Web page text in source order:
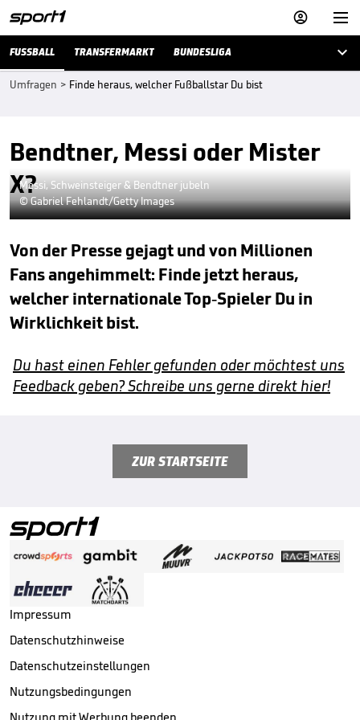


FUSSBALL TRANSFERMARKT BUNDESLIGA 
Umfragen > Finde heraus, welcher Fußballstar Du bist
Bendtner, Messi oder Mister
X?
Messi, Schweinsteiger & Bendtner jubeln
© Gabriel Fehlandt/Getty Images
Von der Presse gejagt und von Millionen
Fans angehimmelt: Finde jetzt heraus,
welcher internationale Top-Spieler Du in
Wirklichkeit bist.
Du hast einen Fehler gefunden oder möchtest uns
Feedback geben? Schreibe uns gerne direkt hier!
ZUR STARTSEITE
Impressum
Datenschutzhinweise
Datenschutzeinstellungen
Nutzungsbedingungen